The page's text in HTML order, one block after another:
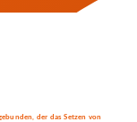
der das Setzen von